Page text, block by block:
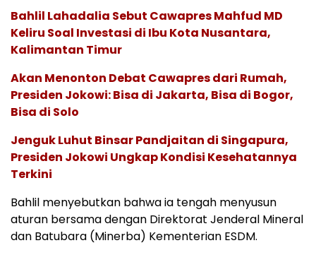
Bahlil Lahadalia Sebut Cawapres Mahfud MD
Keliru Soal Investasi di Ibu Kota Nusantara,
Kalimantan Timur
Akan Menonton Debat Cawapres dari Rumah,
Presiden Jokowi: Bisa di Jakarta, Bisa di Bogor,
Bisa di Solo
Jenguk Luhut Binsar Pandjaitan di Singapura,
Presiden Jokowi Ungkap Kondisi Kesehatannya
Terkini
Bahlil menyebutkan bahwa ia tengah menyusun
aturan bersama dengan Direktorat Jenderal Mineral
dan Batubara (Minerba) Kementerian ESDM.